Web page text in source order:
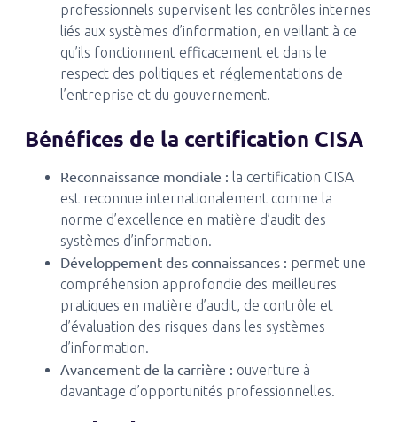
professionnels supervisent les contrôles internes
liés aux systèmes d’information, en veillant à ce
qu’ils fonctionnent efficacement et dans le
respect des politiques et réglementations de
l’entreprise et du gouvernement.
Bénéfices de la certification CISA
Reconnaissance mondiale : la certification CISA
est reconnue internationalement comme la
norme d’excellence en matière d’audit des
systèmes d’information.
Développement des connaissances : permet une
compréhension approfondie des meilleures
pratiques en matière d’audit, de contrôle et
d’évaluation des risques dans les systèmes
d’information.
Avancement de la carrière : ouverture à
davantage d’opportunités professionnelles.